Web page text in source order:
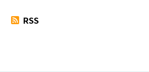
RSS